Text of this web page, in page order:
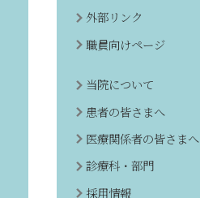
外部リンク
職員向けページ
当院について
患者の皆さまへ
医療関係者の皆さまへ
診療科・部門
採用情報